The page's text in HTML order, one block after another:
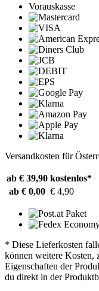
Vorauskasse
Versandkosten für
ab € 39,90 kostenlos*
ab € 0,00 € 4,90
* Diese Lieferkosten
können weitere Kosten,
Eigenschaften der
du direkt in der